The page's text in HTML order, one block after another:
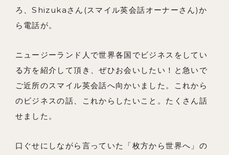
ろ、Shizukaさん(スマイル英会話オーナーさん)か
ら電話が。
ニュージーランド人で世界各国でビジネスをしてい
る方を紹介して頂き、ぜひお会いしたい！と急いで
ご近所のスマイル英会話へ向かいました。これから
のビジネスの話、これからしたいこと。たくさん話
せました。
口ぐせにしながら言っていた「枚方から世界へ」の